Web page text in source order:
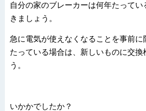
自分の家のブレーカーは何年たってい
きましょう。
急に電気が使えなくなることを事前に
たっている場合は、新しいものに交換
う。
いかかでしたか？